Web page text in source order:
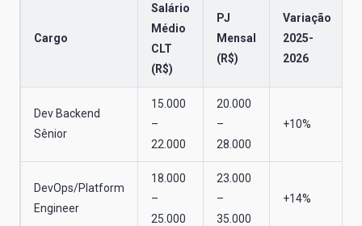
Cargo
Salário
Médio
CLT
(R$)
PJ
Mensal
(R$)
Variação
2025-
2026
Dev Backend
Sênior
15.000
–
22.000
20.000
–
28.000
+10%
DevOps/Platform
Engineer
18.000
–
25.000
23.000
–
35.000
+14%